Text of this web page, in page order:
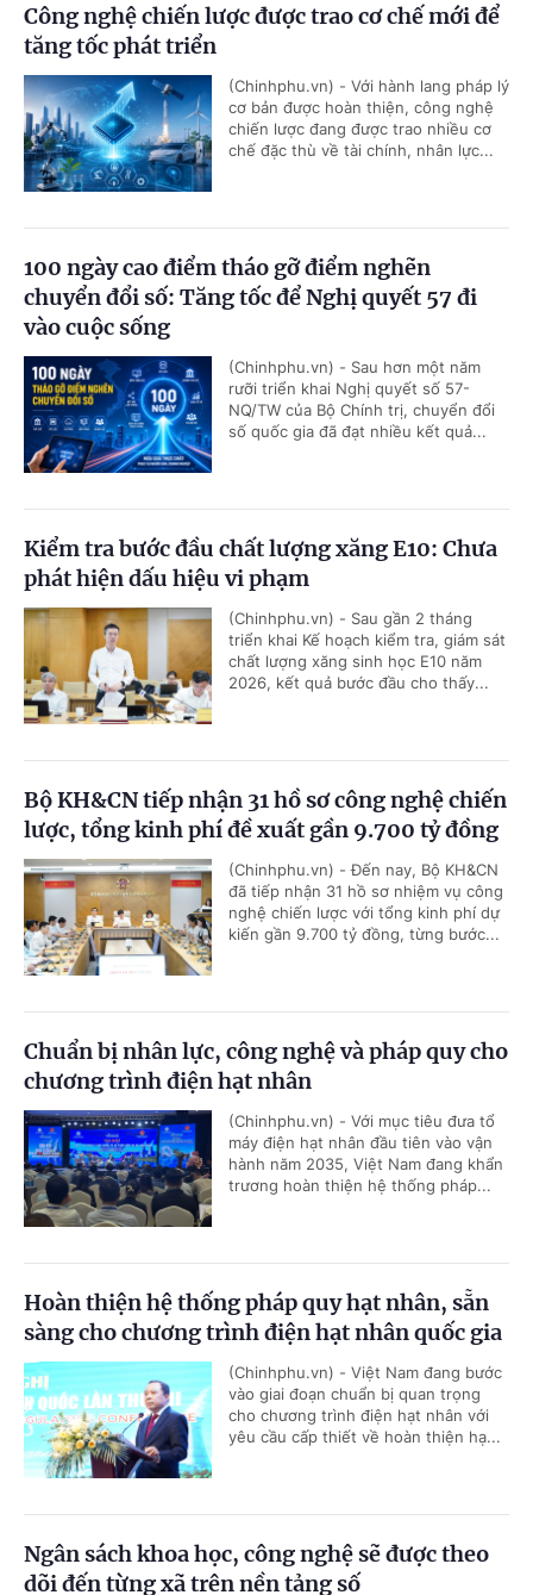
Công nghệ chiến lược được trao cơ chế mới để
tăng tốc phát triển
(Chinhphu.vn) - Với hành lang pháp lý
cơ bản được hoàn thiện, công nghệ
chiến lược đang được trao nhiều cơ
chế đặc thù về tài chính, nhân lực...
100 ngày cao điểm tháo gỡ điểm nghẽn
chuyển đổi số: Tăng tốc để Nghị quyết 57 đi
vào cuộc sống
(Chinhphu.vn) - Sau hơn một năm
rưỡi triển khai Nghị quyết số 57-
NQ/TW của Bộ Chính trị, chuyển đổi
số quốc gia đã đạt nhiều kết quả...
Kiểm tra bước đầu chất lượng xăng E10: Chưa
phát hiện dấu hiệu vi phạm
(Chinhphu.vn) - Sau gần 2 tháng
triển khai Kế hoạch kiểm tra, giám sát
chất lượng xăng sinh học E10 năm
2026, kết quả bước đầu cho thấy...
Bộ KH&CN tiếp nhận 31 hồ sơ công nghệ chiến
lược, tổng kinh phí đề xuất gần 9.700 tỷ đồng
(Chinhphu.vn) - Đến nay, Bộ KH&CN
đã tiếp nhận 31 hồ sơ nhiệm vụ công
nghệ chiến lược với tổng kinh phí dự
kiến gần 9.700 tỷ đồng, từng bước...
Chuẩn bị nhân lực, công nghệ và pháp quy cho
chương trình điện hạt nhân
(Chinhphu.vn) - Với mục tiêu đưa tổ
máy điện hạt nhân đầu tiên vào vận
hành năm 2035, Việt Nam đang khẩn
trương hoàn thiện hệ thống pháp...
Hoàn thiện hệ thống pháp quy hạt nhân, sẵn
sàng cho chương trình điện hạt nhân quốc gia
(Chinhphu.vn) - Việt Nam đang bước
vào giai đoạn chuẩn bị quan trọng
cho chương trình điện hạt nhân với
yêu cầu cấp thiết về hoàn thiện hạ...
Ngân sách khoa học, công nghệ sẽ được theo
dõi đến từng xã trên nền tảng số